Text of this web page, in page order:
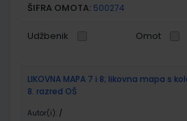
ŠIFRA OMOTA: 500274
Udžbenik Omot
LIKOVNA MAPA 7 i 8; likovna mapa s
8. razred OŠ
Autor(i): /